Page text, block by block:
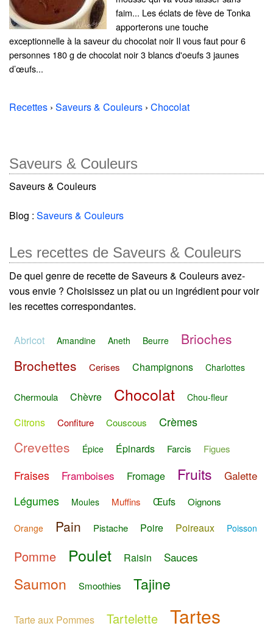
faim... Les éclats de fève de Tonka
apporterons une touche
exceptionnelle à la saveur du chocolat noir Il vous faut pour 6
personnes 180 g de chocolat noir 3 blancs d'oeufs 3 jaunes
d’œufs...
Recettes › Saveurs & Couleurs › Chocolat
Saveurs & Couleurs
Saveurs & Couleurs
Blog : Saveurs & Couleurs
Les recettes de Saveurs & Couleurs
De quel genre de recette de Saveurs & Couleurs avez-
vous envie ? Choisissez un plat ou un ingrédient pour voir
les recettes correspondantes.
Abricot Amandine Aneth Beurre
Brioches
Brochettes
Cerises Champignons Charlottes
Chermoula Chèvre Chocolat Chou-fleur
Citrons Confiture Couscous Crèmes
Crevettes Épice Épinards Farcis Figues
Fraises Framboises Fromage Fruits Galette
Légumes Moules Muffins Œufs Oignons
Orange Pain Pistache Poire Poireaux Poisson
Pomme Poulet Raisin Sauces
Saumon Smoothies Tajine
Tarte aux Pommes Tartelette Tartes